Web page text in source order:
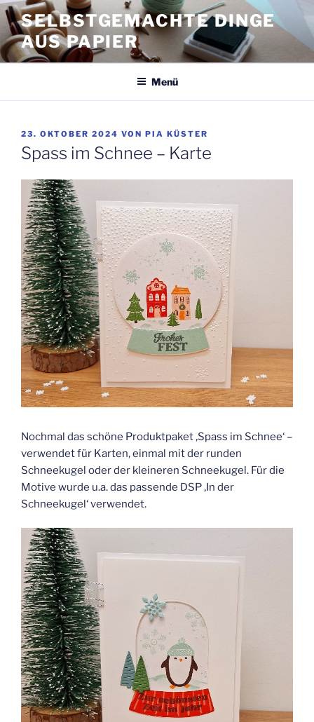
Zum
Inhalt
springen
SELBSTGEMACHTE DINGE
AUS PAPIER
Menü
VERÖFFENTLICHT
AM
23. OKTOBER 2024 VON PIA KÜSTER
Spass im Schnee – Karte
Nochmal das schöne Produktpaket ‚Spass im Schnee‘ –
verwendet für Karten, einmal mit der runden
Schneekugel oder der kleineren Schneekugel. Für die
Motive wurde u.a. das passende DSP ‚In der
Schneekugel‘ verwendet.